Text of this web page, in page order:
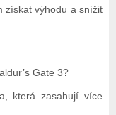
získat výhodu a snížit
Gate 3?
která zasahují více